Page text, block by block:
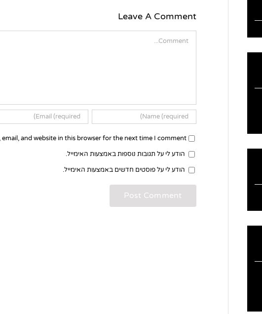
Leave A Comment
email, and website in this browser for the next time I comment.
הודע לי על תגובות נוספות באמצעות האימייל.
הודע לי על פוסטים חדשים באמצעות האימייל.